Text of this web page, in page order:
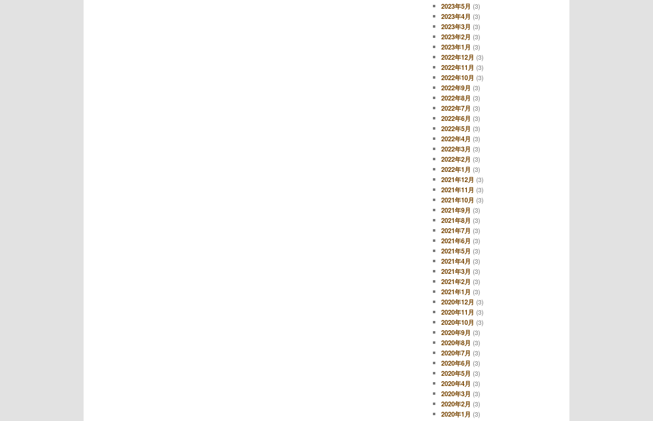
2023年5月 (3)
2023年4月 (3)
2023年3月 (3)
2023年2月 (3)
2023年1月 (3)
2022年12月 (3)
2022年11月 (3)
2022年10月 (3)
2022年9月 (3)
2022年8月 (3)
2022年7月 (3)
2022年6月 (3)
2022年5月 (3)
2022年4月 (3)
2022年3月 (3)
2022年2月 (3)
2022年1月 (3)
2021年12月 (3)
2021年11月 (3)
2021年10月 (3)
2021年9月 (3)
2021年8月 (3)
2021年7月 (3)
2021年6月 (3)
2021年5月 (3)
2021年4月 (3)
2021年3月 (3)
2021年2月 (3)
2021年1月 (3)
2020年12月 (3)
2020年11月 (3)
2020年10月 (3)
2020年9月 (3)
2020年8月 (3)
2020年7月 (3)
2020年6月 (3)
2020年5月 (3)
2020年4月 (3)
2020年3月 (3)
2020年2月 (3)
2020年1月 (3)